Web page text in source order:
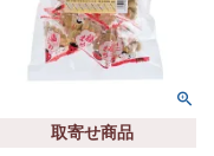
取寄せ商品